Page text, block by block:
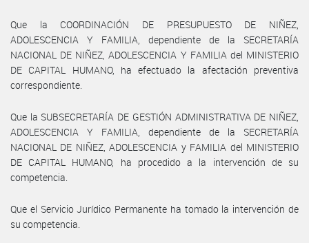
Que la COORDINACIÓN DE PRESUPUESTO DE NIÑEZ,
ADOLESCENCIA Y FAMILIA, dependiente de la SECRETARÍA
NACIONAL DE NIÑEZ, ADOLESCENCIA Y FAMILIA del MINISTERIO
DE CAPITAL HUMANO, ha efectuado la afectación preventiva
correspondiente.
Que la SUBSECRETARÍA DE GESTIÓN ADMINISTRATIVA DE NIÑEZ,
ADOLESCENCIA Y FAMILIA, dependiente de la SECRETARÍA
NACIONAL DE NIÑEZ, ADOLESCENCIA y FAMILIA del MINISTERIO
DE CAPITAL HUMANO, ha procedido a la intervención de su
competencia.
Que el Servicio Jurídico Permanente ha tomado la intervención de
su competencia.